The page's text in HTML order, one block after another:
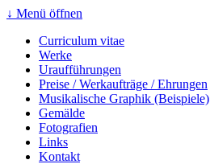
↓ Menü öffnen
Curriculum vitae
Werke
Uraufführungen
Preise / Werkaufträge / Ehrungen
Musikalische Graphik (Beispiele)
Gemälde
Fotografien
Links
Kontakt